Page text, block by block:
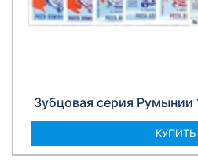
Зубцовая серия Румынии
КУПИТЬ